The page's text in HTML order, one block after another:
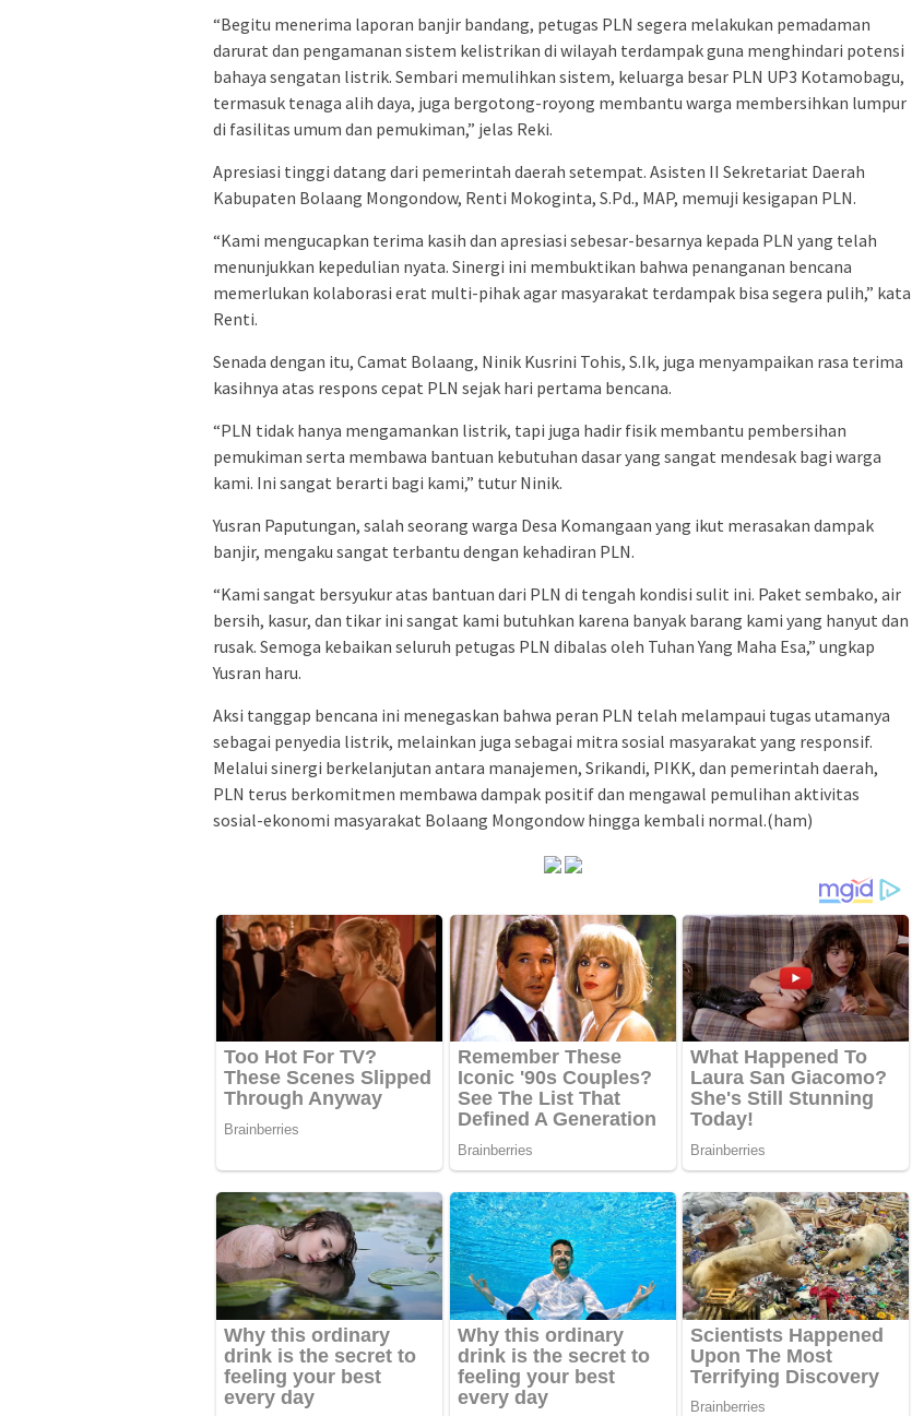
“Begitu menerima laporan banjir bandang, petugas PLN segera melakukan pemadaman
darurat dan pengamanan sistem kelistrikan di wilayah terdampak guna menghindari potensi
bahaya sengatan listrik. Sembari memulihkan sistem, keluarga besar PLN UP3 Kotamobagu,
termasuk tenaga alih daya, juga bergotong-royong membantu warga membersihkan lumpur
di fasilitas umum dan pemukiman,” jelas Reki.
Apresiasi tinggi datang dari pemerintah daerah setempat. Asisten II Sekretariat Daerah
Kabupaten Bolaang Mongondow, Renti Mokoginta, S.Pd., MAP, memuji kesigapan PLN.
“Kami mengucapkan terima kasih dan apresiasi sebesar-besarnya kepada PLN yang telah
menunjukkan kepedulian nyata. Sinergi ini membuktikan bahwa penanganan bencana
memerlukan kolaborasi erat multi-pihak agar masyarakat terdampak bisa segera pulih,” kata
Renti.
Senada dengan itu, Camat Bolaang, Ninik Kusrini Tohis, S.Ik, juga menyampaikan rasa terima
kasihnya atas respons cepat PLN sejak hari pertama bencana.
“PLN tidak hanya mengamankan listrik, tapi juga hadir fisik membantu pembersihan
pemukiman serta membawa bantuan kebutuhan dasar yang sangat mendesak bagi warga
kami. Ini sangat berarti bagi kami,” tutur Ninik.
Yusran Paputungan, salah seorang warga Desa Komangaan yang ikut merasakan dampak
banjir, mengaku sangat terbantu dengan kehadiran PLN.
“Kami sangat bersyukur atas bantuan dari PLN di tengah kondisi sulit ini. Paket sembako, air
bersih, kasur, dan tikar ini sangat kami butuhkan karena banyak barang kami yang hanyut dan
rusak. Semoga kebaikan seluruh petugas PLN dibalas oleh Tuhan Yang Maha Esa,” ungkap
Yusran haru.
Aksi tanggap bencana ini menegaskan bahwa peran PLN telah melampaui tugas utamanya
sebagai penyedia listrik, melainkan juga sebagai mitra sosial masyarakat yang responsif.
Melalui sinergi berkelanjutan antara manajemen, Srikandi, PIKK, dan pemerintah daerah,
PLN terus berkomitmen membawa dampak positif dan mengawal pemulihan aktivitas
sosial-ekonomi masyarakat Bolaang Mongondow hingga kembali normal.(ham)